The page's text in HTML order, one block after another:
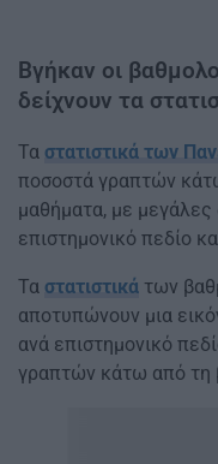
Βγήκαν οι
δείχνουν τα
Τα στατιστικά των
ποσοστά γραπτών
μαθήματα, με μεγάλες
επιστημονικό πεδίο
Τα στατιστικά των
αποτυπώνουν μια
ανά επιστημονικό
γραπτών κάτω από τη